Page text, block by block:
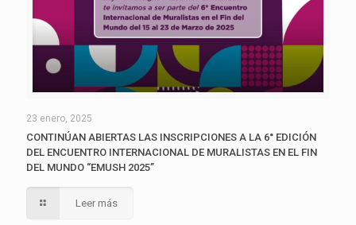
23 enero, 2025
CONTINÚAN ABIERTAS LAS INSCRIPCIONES A LA 6° EDICIÓN
DEL ENCUENTRO INTERNACIONAL DE MURALISTAS EN EL FIN
DEL MUNDO “EMUSH 2025”
Leer más